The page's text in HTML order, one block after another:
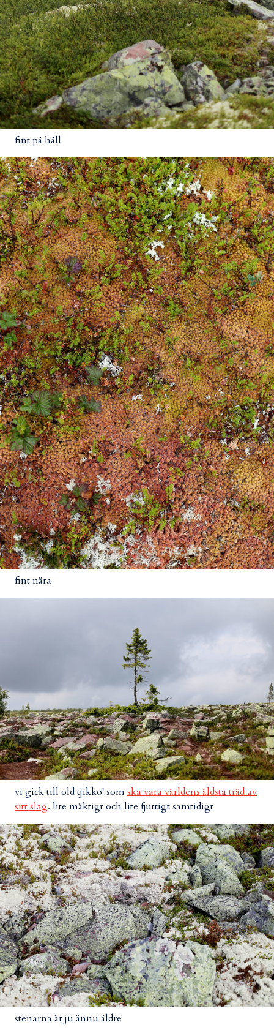
fint på håll
fint nära
vi gick till old tjikko! somska vara världens äldsta träd av
sitt slag. lite mäktigt och lite fjuttigt samtidigt
stenarna är ju ännu äldre